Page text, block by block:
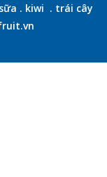
. kiwi . trái cây